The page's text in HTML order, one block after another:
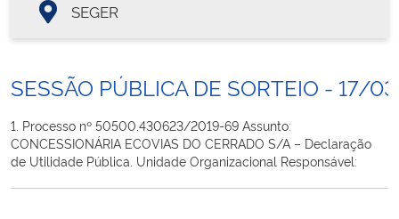
SEGER
SESSÃO PÚBLICA DE SORTEIO - 17/
1. Processo nº 50500.430623/2019-69 Assunto:
CONCESSIONÁRIA ECOVIAS DO CERRADO S/A – Declaração
de Utilidade Pública. Unidade Organizacional Responsável: